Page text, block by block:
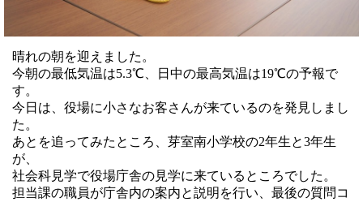
晴れの朝を迎えました。
今朝の最低気温は5.3℃、日中の最高気温は19℃の予報で
す。
今日は、役場に小さなお客さんが来ているのを発見しまし
た。
あとを追ってみたところ、芽室南小学校の2年生と3年生
が、
社会科見学で役場庁舎の見学に来ているところでした。
担当課の職員が庁舎内の案内と説明を行い、最後の質問コ